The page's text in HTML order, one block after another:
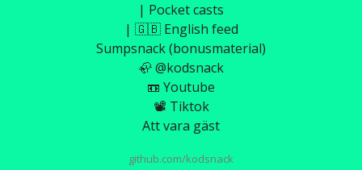
| Pocket casts
| 🇬🇧 English feed
Sumpsnack (bonusmaterial)
🦣 @kodsnack
📼 Youtube
📽️ Tiktok
Att vara gäst
github.com/kodsnack